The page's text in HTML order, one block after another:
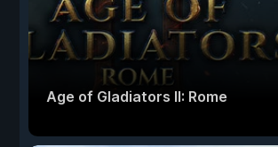
Age of Gladiators II: Rome